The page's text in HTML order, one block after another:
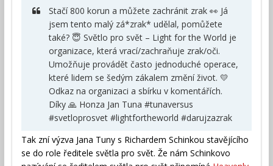
Stačí 800 korun a můžete zachránit zrak 👀 Já
jsem tento malý zá*zrak* udělal, pomůžete
také? 😇 Světlo pro svět – Light for the World je
organizace, která vrací/zachraňuje zrak/oči.
Umožňuje provádět často jednoduché operace,
které lidem se šedým zákalem změní život. 💛
Odkaz na organizaci a sbírku v komentářích.
Díky 🙏 Honza Jan Tuna #tunaversus
#svetloprosvet #lightfortheworld #darujzazrak
Tak zní výzva Jana Tuny s Richardem Schinkou stavějícího
se do role ředitele světla pro svět. Že nám Schinkovo